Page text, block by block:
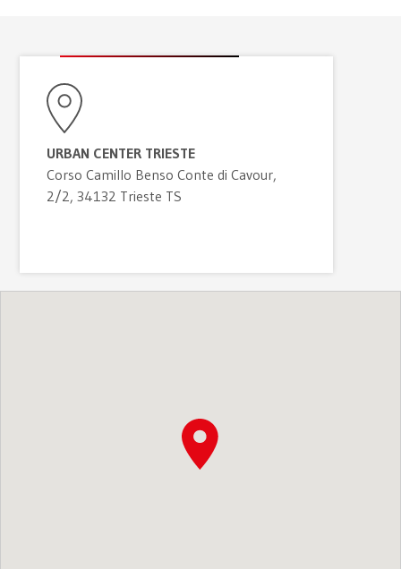
URBAN CENTER TRIESTE
Corso Camillo Benso Conte di Cavour,
2/2, 34132 Trieste TS